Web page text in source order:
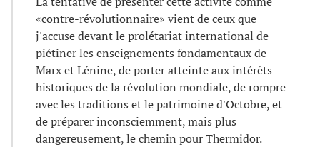
«contre-révolutionnaire» vient de ceux que
j'accuse devant le prolétariat international de
piétiner les enseignements fondamentaux de
Marx et Lénine, de porter atteinte aux intérêts
historiques de la révolution mondiale, de rompre
avec les traditions et le patrimoine d'Octobre, et
de préparer inconsciemment, mais plus
dangereusement, le chemin pour Thermidor.